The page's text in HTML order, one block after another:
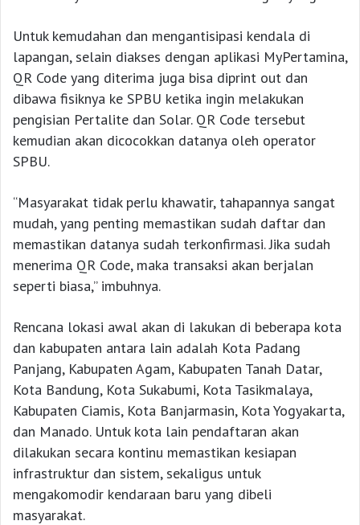
Untuk kemudahan dan mengantisipasi kendala di
lapangan, selain diakses dengan aplikasi MyPertamina,
QR Code yang diterima juga bisa diprint out dan
dibawa fisiknya ke SPBU ketika ingin melakukan
pengisian Pertalite dan Solar. QR Code tersebut
kemudian akan dicocokkan datanya oleh operator
SPBU.
“Masyarakat tidak perlu khawatir, tahapannya sangat
mudah, yang penting memastikan sudah daftar dan
memastikan datanya sudah terkonfirmasi. Jika sudah
menerima QR Code, maka transaksi akan berjalan
seperti biasa,” imbuhnya.
Rencana lokasi awal akan di lakukan di beberapa kota
dan kabupaten antara lain adalah Kota Padang
Panjang, Kabupaten Agam, Kabupaten Tanah Datar,
Kota Bandung, Kota Sukabumi, Kota Tasikmalaya,
Kabupaten Ciamis, Kota Banjarmasin, Kota Yogyakarta,
dan Manado. Untuk kota lain pendaftaran akan
dilakukan secara kontinu memastikan kesiapan
infrastruktur dan sistem, sekaligus untuk
mengakomodir kendaraan baru yang dibeli
masyarakat.